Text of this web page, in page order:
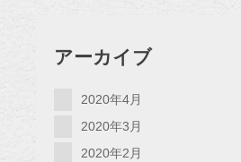
アーカイブ
2020年4月
2020年3月
2020年2月